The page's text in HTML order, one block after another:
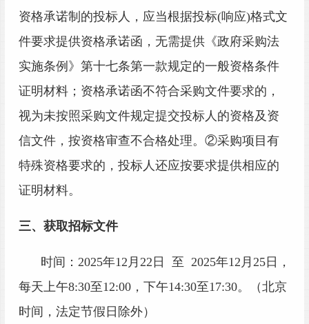
资格承诺制的投标人 ，应当根据投标(响应)格式文
件要求提供资格承诺函，无需提供《政府采购法
实施条例》第十七条第一款规定的一般资格条件
证明材料；资格承诺函不符合采购文件要求的，
视为未按照采购文件规定提交投标人 的资格及资
信文件，按资格审查不合格处理。 ②采购项目有
特殊资格要求的， 投标人 还应按要求提供相应的
证明材料。
三、获取招标文件
时间： 2025年12 月 22 日 至 2025年12 月 25日 ，
每天上午8:30至12:00，下午14:30至1 7:30。（北京
时间，法定节假日除外）